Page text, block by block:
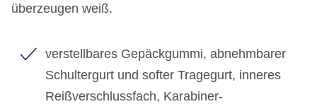
überzeugen weiß.
verstellbares Gepäckgummi, abnehmbarer
Schultergurt und softer Tragegurt, inneres
Reißverschlussfach, Karabiner-